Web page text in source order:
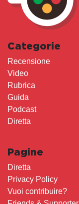
Categorie
Recensione
Video
Rubrica
Guida
Podcast
Diretta
Pagine
Diretta
Privacy Policy
Vuoi contribuire?